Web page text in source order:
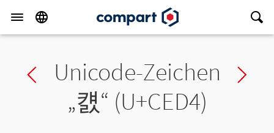
Previous char
Unicode-Zeichen
„컔“ (U+CED4)